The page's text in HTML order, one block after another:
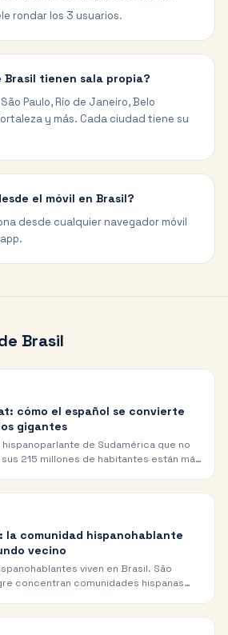
rondar los 3 usuarios.
Brasil tienen sala propia?
Paulo, Río de Janeiro, Belo
y más. Cada ciudad tiene su
el móvil en Brasil?
desde cualquier navegador móvil
Brasil
cómo el español se convierte
gigantes
de Sudamérica que no
215 millones de habitantes están más
la comunidad hispanohablante
vecino
viven en Brasil. São
concentran comunidades hispanas